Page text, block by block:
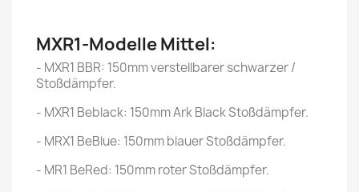
MXR1-Modelle Mittel:
- MXR1 BBR: 150mm verstellbarer schwarzer /
Stoßdämpfer.
- MXR1 Beblack: 150mm Ark Black Stoßdämpfer.
- MRX1 BeBlue: 150mm blauer Stoßdämpfer.
- MR1 BeRed: 150mm roter Stoßdämpfer.